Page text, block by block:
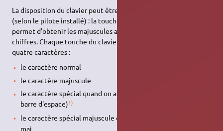
La disposition du clavier peut être différente sur
(selon le pilote installé) : la touche Verr Maj (le petit verrou)
permet d'obtenir les majuscules accentuées mais pas les
chiffres. Chaque touche du clavier permet d'obtenir jusqu'à
quatre caractères :
le caractère normal
le caractère majuscule
le caractère spécial quand on appuie sur Alt Gr (à
barre d'espace)1)
le caractère spécial majuscule quand on appuie sur Alt Gr
maj